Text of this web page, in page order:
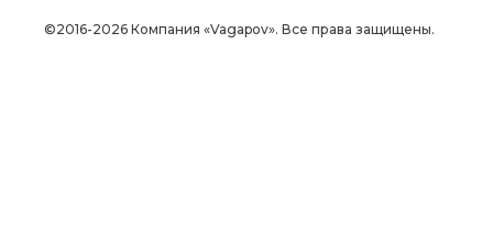
©2016-2026 Компания «Vagapov». Все права защищены.